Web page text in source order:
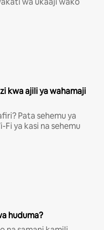
kwa ajili ya wahamaji
Pata sehemu ya
ya kasi na sehemu
huduma?